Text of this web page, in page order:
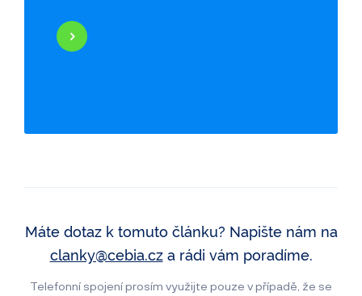
Najeté kilometry
Máte dotaz k tomuto článku? Napište nám na
clanky@cebia.cza rádi vám poradíme.
Telefonní spojení prosím využijte pouze v případě, že se